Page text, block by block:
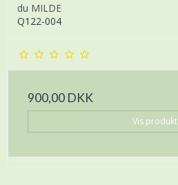
du MILDE
Q122-004
900,00 DKK
Vis produkt